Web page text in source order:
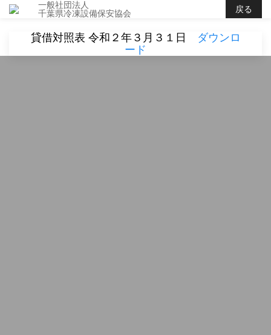
一般社団法人
千葉県冷凍設備保安協会
戻る
貸借対照表 令和２年３月３１日
ダウンロ
ード